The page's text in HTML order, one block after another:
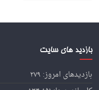
بازدید های سایت
بازدیدهای امروز: ۲۷۹